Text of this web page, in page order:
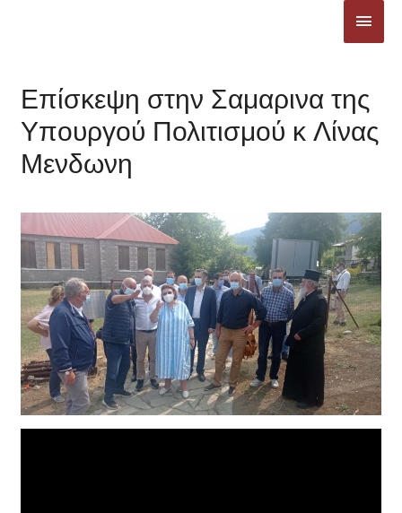
Επίσκεψη στην Σαμαρινα της
Υπουργού Πολιτισμού κ Λίνας
Μενδωνη